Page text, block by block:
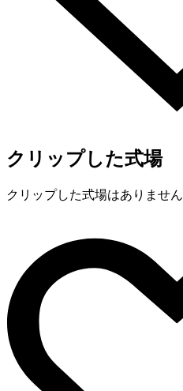
クリップした式場
クリップした式場はありません